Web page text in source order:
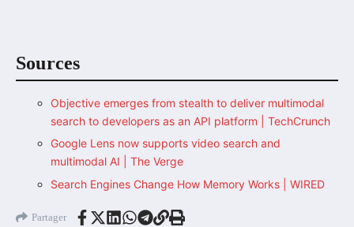
Sources
Objective emerges from stealth to deliver multimodal
search to developers as an API platform | TechCrunch
Google Lens now supports video search and
multimodal AI | The Verge
Search Engines Change How Memory Works | WIRED
Partager